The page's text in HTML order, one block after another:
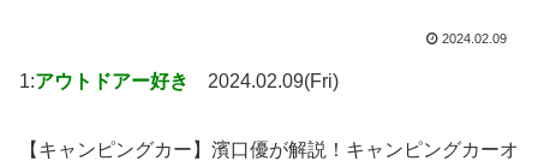
2024.02.09
1:アウトドアー好き 2024.02.09(Fri)
【キャンピングカー】濱口優が解説！キャンピングカーオ